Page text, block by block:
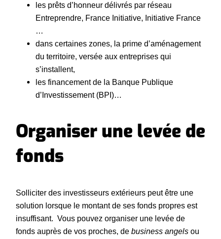
les prêts d’honneur délivrés par réseau
Entreprendre, France Initiative, Initiative France
…
dans certaines zones, la prime d’aménagement
du territoire, versée aux entreprises qui
s’installent,
les financement de la Banque Publique
d’Investissement (BPI)…
Organiser une levée de
fonds
Solliciter des investisseurs extérieurs peut être une
solution lorsque le montant de ses fonds propres est
insuffisant. Vous pouvez organiser une levée de
fonds auprès de vos proches, de business angels ou